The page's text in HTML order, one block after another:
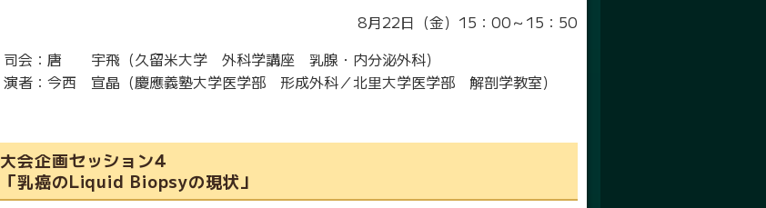
8月22日（金）15：00～15：50
司会：唐 宇飛（久留米大学 外科学講座 乳腺・内分泌外科）
演者：今西 宣晶（慶應義塾大学医学部 形成外科／北里大学医学部 解剖学教室）
大会企画セッション4
「乳癌のLiquid Biopsyの現状」